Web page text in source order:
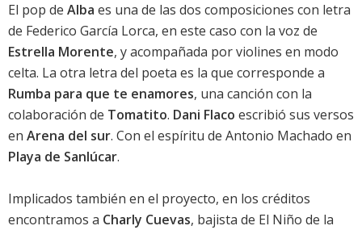
El pop de Alba es una de las dos composiciones con letra
de Federico García Lorca, en este caso con la voz de
Estrella Morente, y acompañada por violines en modo
celta. La otra letra del poeta es la que corresponde a
Rumba para que te enamores, una canción con la
colaboración de Tomatito. Dani Flaco escribió sus versos
en Arena del sur. Con el espíritu de Antonio Machado en
Playa de Sanlúcar.
Implicados también en el proyecto, en los créditos
encontramos a Charly Cuevas, bajista de El Niño de la